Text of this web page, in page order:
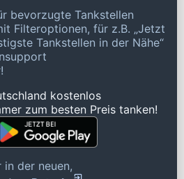
bevorzugte Tankstellen
Filteroptionen, für z.B. „Jetzt
Tankstellen in der Nähe“
kostenlos
zum besten Preis tanken!
der neuen,